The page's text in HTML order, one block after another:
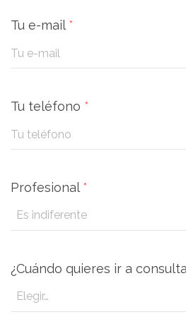
Tu e-mail *
Tu teléfono *
Profesional *
¿Cuándo quieres ir a